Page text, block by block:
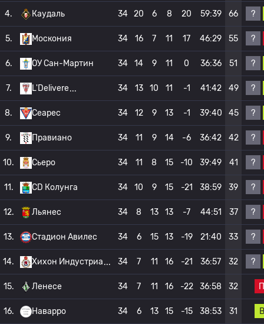
4. Каудаль 34 20 6 8 20 59:39 66 ?
5. Москония 34 16 7 11 17 46:29 55 ?
6. ОУ Сан-Мартин 34 14 9 11 0 36:36 51 ?
7. L'Delivere 34 13 10 11 -1 41:42 49 ?
8. Сеарес 34 12 9 13 -1 39:40 45 ?
9. Правиано 34 11 9 14 -6 36:42 42 ?
10. Сьеро 34 11 8 15 -10 39:49 41 ?
11. CD Колунга 34 10 9 15 -21 38:59 39 ?
12. Льянес 34 8 13 13 -7 44:51 37 ?
13. Стадион Авилес 34 6 15 13 -19 21:40 33 ?
14. Хихон Индустриа 34 7 11 16 -21 36:57 32 ?
15. Ленесе 34 7 11 16 -22 36:58 32 П
16. Наварро 34 6 13 15 -15 38:53 31 В